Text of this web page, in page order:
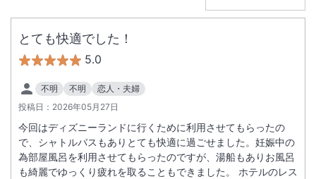
とても快適でした！
5.0
不明 不明
恋人・夫婦
投稿日： 2026年05月27日
今回はディズニーランドに行くために利用させてもらったの
で、シャトルバスもありとても快適に過ごせました。妊娠中の
為部屋風呂を利用させてもらったのですが、湯船もありお風呂
も綺麗でゆっくり疲れを取ることもできました。 ホテルのレス